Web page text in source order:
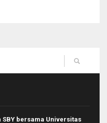
SBY bersama Universitas